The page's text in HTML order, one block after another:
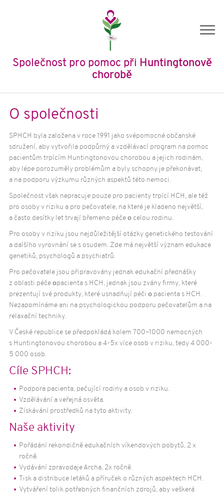
O společnosti
SPHCH byla založena v roce 1991 jako svépomocné občanské
sdružení, aby vytvořila podpůrný a vzdělávací program na pomoc
pacientům trpícím Huntingtonovou chorobou a jejich rodinám,
aby lépe porozuměly problémům a byly schopny je překonávat;
a na podporu výzkumu různých aspektů této nemoci.
Společnost však nepracuje pouze pro pacienty trpící HCH, ale též
pro osoby v riziku a pro pečovatele, na které je kladeno největší,
a často desítky let trvají břemeno péče ocelou rodinu.
Pro osoby v riziku jsou nejdůležitější otázky genetického testování
a dalšího vyrovnání se s osudem. Zde má největší význam edukace
genetiků, psychologů a psychiatrů.
Pro pečovatele jsou připravovány jednak edukační přednášky
z oblasti péče opacienta s HCH, jednak jsou zvány firmy, které
prezentují své produkty, které usnadňují péči opacienta s HCH.
Nezapomínáme ani na psychologickou podporu pečovatelům a na
relaxační techniky.
V České republice se předpokládá kolem 700–1000 nemocných
s Huntingtonovou chorobou a 4-5x více osob v riziku, tedy 4 000-
5 000 osob.
Cíle SPHCH:
Podpora pacienta, pečující rodiny a osob v riziku.
Vzdělávání a veřejná osvěta.
Získávání prostředků na tyto aktivity.
Naše aktivity
Pořádání rekondičně edukačních víkendových pobytů, 2 x
ročně.
Vydávání zpravodaje Archa, 2x ročně.
Tisk a distribuce letáků a příruček o různých aspektech HCH.
Vytváření tolik potřebných finančních zdrojů, aby veškerá
Společnost pro pomoc při Huntingtonově
chorobě
Úvod
O společnosti
Historie SPHCH
Členství
Výroční zprávy
Ochrana osobních údajů
O nemoci
Huntingtonova choroba
Příčiny a vznik HCH
Formy HCH
Příznaky HCH
Možnosti léčby HCH
Genetické testování HCH
Aktivity
Rekondičně-edukační víkendové pobyty
Terapeutický pobyt pro pacienty s HCH
Informační kampaně
Zpravodaj Archa
Další publikace
Vzdělávání a osvěta
Spolupracující poskytovatelé sociálních
služeb
Dotazník